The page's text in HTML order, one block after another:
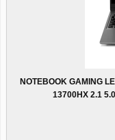
NOTEBOOK GAMING
13700HX 2.1